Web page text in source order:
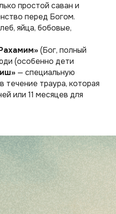
простой саван и
перед Богом.
яйца, бобовые,
(Бог, полный
(особенно дети
— специальную
течение траура, которая
или 11 месяцев для